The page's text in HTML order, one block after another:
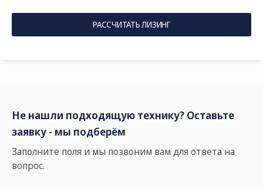
РАССЧИТАТЬ ЛИЗИНГ
Не нашли подходящую технику? Оставьте
заявку - мы подберём
Заполните поля и мы позвоним вам для ответа на
вопрос.